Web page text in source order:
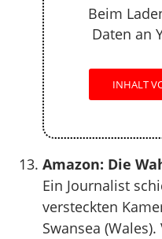
Beim
Daten an
INHALT
Amazon: Die
Ein Journalist
versteckten
Swansea